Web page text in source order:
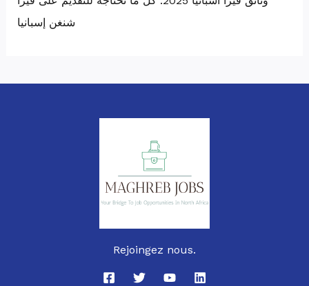
شنغن إسبانيا
Rejoingez nous.